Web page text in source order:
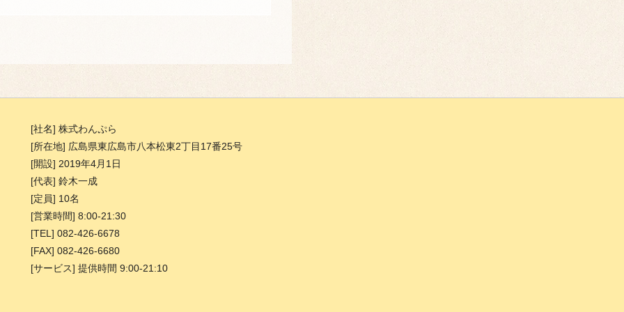
[社名] 株式わんぷら
[所在地] 広島県東広島市八本松東2丁目17番25号
[開設] 2019年4月1日
[代表] 鈴木一成
[定員] 10名
[営業時間] 8:00-21:30
[TEL] 082-426-6678
[FAX] 082-426-6680
[サービス] 提供時間 9:00-21:10